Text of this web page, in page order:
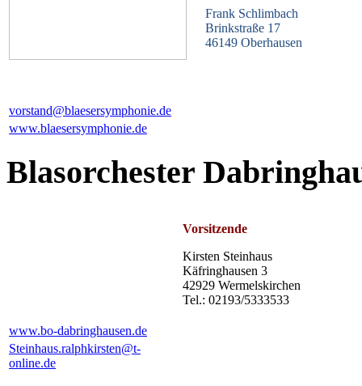
Frank Schlimbach
Brinkstraße 17
46149 Oberhausen
vorstand@blaesersymphonie.de
www.blaesersymphonie.de
Blasorchester
Vorsitzende
Kirsten Steinhaus
Käfringhausen 3
42929 Wermelskirchen
Tel.: 02193/5333533
www.bo-dabringhausen.de
Steinhaus.ralphkirsten@t-
online.de